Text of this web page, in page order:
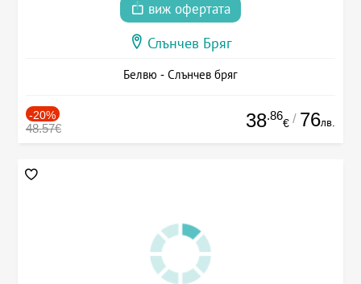
виж офертата
Слънчев Бряг
Белвю - Слънчев бряг
-20%
48.57€ 38.86
€ / 76лв.